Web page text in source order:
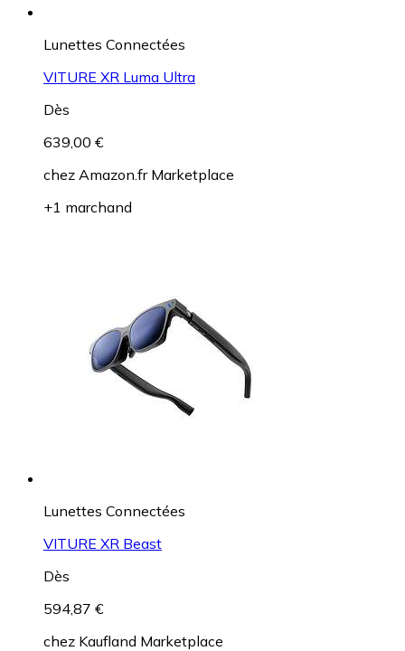
Lunettes Connectées
VITURE XR Luma Ultra
Dès
639,00 €
chez Amazon.fr Marketplace
+1 marchand
Lunettes Connectées
VITURE XR Beast
Dès
594,87 €
chez Kaufland Marketplace